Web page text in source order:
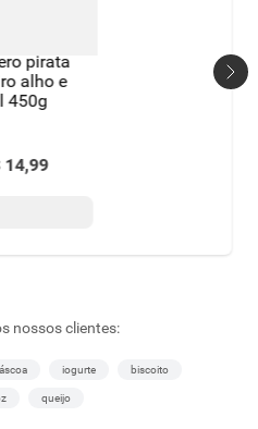
pirata
alho e
450g
14,99
nossos clientes:
iogurte biscoito
queijo